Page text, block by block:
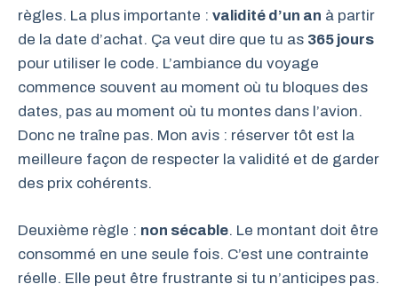
règles. La plus importante : validité d’un an à partir
de la date d’achat. Ça veut dire que tu as 365 jours
pour utiliser le code. L’ambiance du voyage
commence souvent au moment où tu bloques des
dates, pas au moment où tu montes dans l’avion.
Donc ne traîne pas. Mon avis : réserver tôt est la
meilleure façon de respecter la validité et de garder
des prix cohérents.
Deuxième règle : non sécable. Le montant doit être
consommé en une seule fois. C’est une contrainte
réelle. Elle peut être frustrante si tu n’anticipes pas.